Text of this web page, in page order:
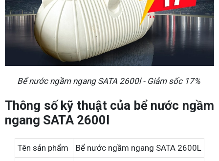
Bể nước ngầm ngang SATA 2600l - Giảm sốc 17%
Thông số kỹ thuật của bể nước ngầm
ngang SATA 2600l
Tên sản phẩm
Bể nước ngầm ngang SATA 2600L